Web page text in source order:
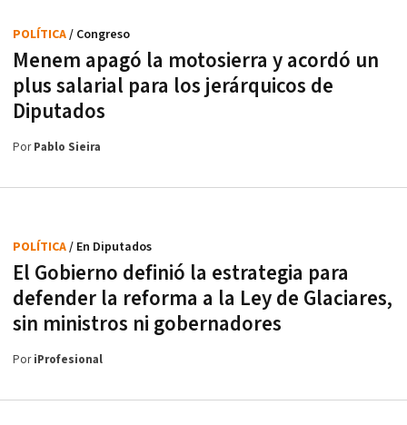
Menem apagó la motosierra y acordó un
plus salarial para los jerárquicos de
Diputados
POLÍTICA/ Congreso
PorPablo Sieira
El Gobierno definió la estrategia para
defender la reforma a la Ley de Glaciares,
sin ministros ni gobernadores
POLÍTICA/ En Diputados
PoriProfesional